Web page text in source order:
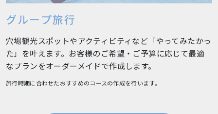
グループ旅行
穴場観光スポットやアクティビティなど「やってみたかっ
た」を叶えます。お客様のご希望・ご予算に応じて最適
なプランをオーダーメイドで作成します。
旅行時期に合わせたおすすめのコースの作成を行います。